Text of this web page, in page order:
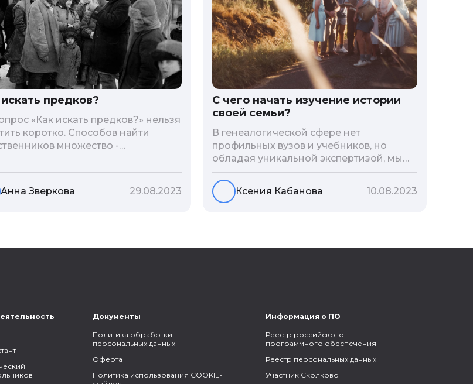
предков?
«Как искать предков?» нельзя
коротко. Способов найти
множество -
сети, ДНК-тесты, онлайн-
Именно поэтому мы сделали для
лучших статей блога
Анна Зверкова 29.08.2023
С чего начать изучение истории
своей семьи?
В генеалогической сфере нет
профильных вузов и учебников, но
обладая уникальной экспертизой, мы
разработали авторскую методологию
проведения архивно-генеалогических
исследований, ее мы закладываем и
Ксения Кабанова 10.08.2023
Документы
Политика обработки
персональных данных
Оферта
Политика использования COOKIE-
Информация о ПО
Реестр российского
программного обеспечения
Реестр персональных данных
Участник Сколково